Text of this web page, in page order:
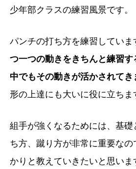
少年部クラスの練習風景です。
パンチの打ち方を練習していま
つ一つの動きをきちんと練習
中でもその動きが活かされてき
形の上達にも大いに役に立ちま
組手が強くなるためには、基
ち方、蹴り方が非常に重要なの
かりと教えていきたいと思いま